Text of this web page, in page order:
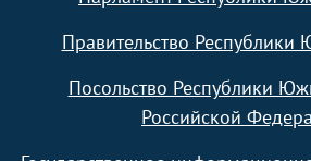
Правительство Республики
Посольство Республики
Российской